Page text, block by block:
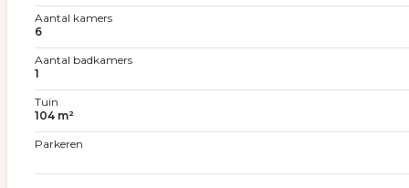
Aantal kamers
6
Aantal badkamers
1
Tuin
104 m²
Parkeren